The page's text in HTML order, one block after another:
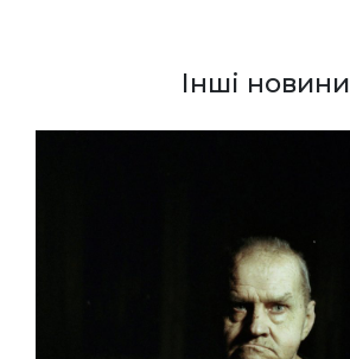
Інші новини